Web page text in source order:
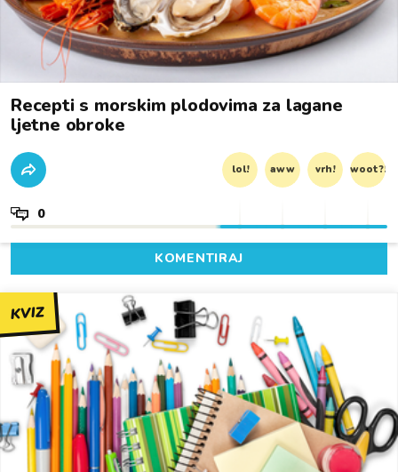
Recepti s morskim plodovima za lagane
ljetne obroke
lol! aww vrh! woot?!
0
KOMENTIRAJ
KVIZ